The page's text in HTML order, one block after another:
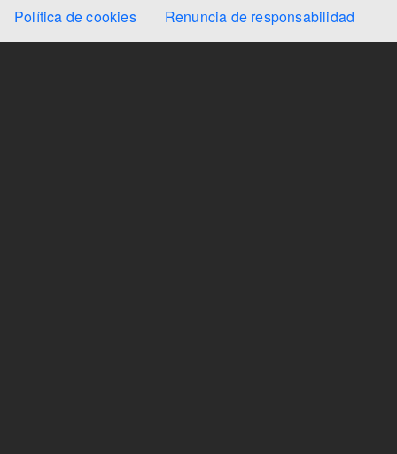
Secondary Menu
Política de cookies Renuncia de responsabilidad